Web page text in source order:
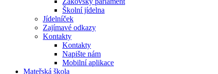
Školní jídelna
Jídelníček
Zajímavé odkazy
Kontakty
Kontakty
Napište nám
Mobilní aplikace
Mateřská škola